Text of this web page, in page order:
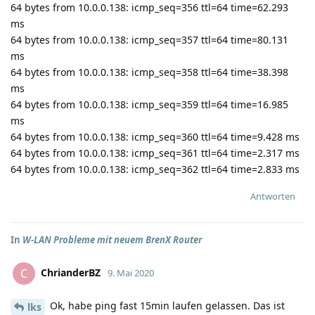
64 bytes from 10.0.0.138: icmp_seq=356 ttl=64 time=62.293
ms
64 bytes from 10.0.0.138: icmp_seq=357 ttl=64 time=80.131
ms
64 bytes from 10.0.0.138: icmp_seq=358 ttl=64 time=38.398
ms
64 bytes from 10.0.0.138: icmp_seq=359 ttl=64 time=16.985
ms
64 bytes from 10.0.0.138: icmp_seq=360 ttl=64 time=9.428 ms
64 bytes from 10.0.0.138: icmp_seq=361 ttl=64 time=2.317 ms
64 bytes from 10.0.0.138: icmp_seq=362 ttl=64 time=2.833 ms
Antworten
In W-LAN Probleme mit neuem BrenX Router
C ChrianderBZ 9. Mai 2020
lks
Ok, habe ping fast 15min laufen gelassen. Das ist